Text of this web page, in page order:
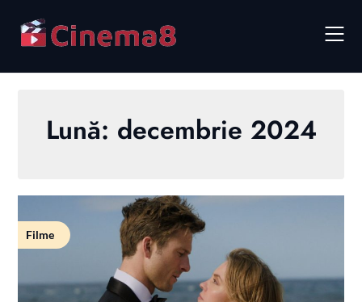
content
Lună: decembrie 2024
Filme